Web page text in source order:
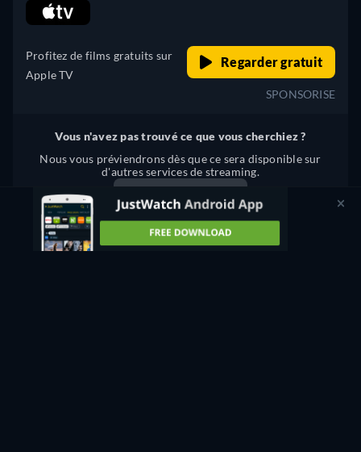
Profitez de films gratuits sur
Apple TV
Regarder gratuit
SPONSORISE
Vous n'avez pas trouvé ce que vous cherchiez ?
Nous vous préviendrons dès que ce sera disponible sur
d'autres services de streaming.
Signaler une offre manquante ou incorrecte